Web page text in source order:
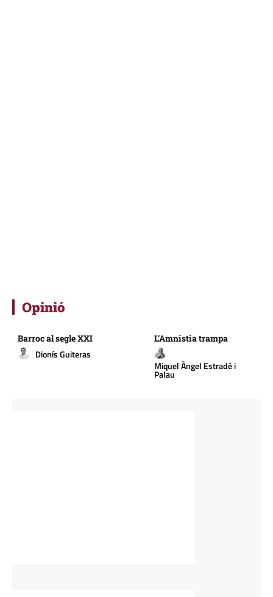
Opinió
Barroc al segle XXI
Dionís Guiteras
L’Amnistia trampa
Miquel Àngel Estradé i
Palau